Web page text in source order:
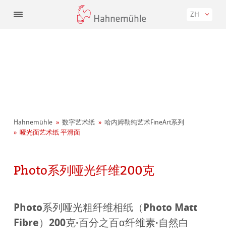
ZH
Hahnemühle 数字艺术纸
哈内姆勒纯艺术FineArt系列
哑光面艺术纸 平滑面
Photo系列哑光纤维200克
Photo系列哑光粗纤维相纸（Photo Matt
Fibre）200克·百分之百α纤维素·自然白